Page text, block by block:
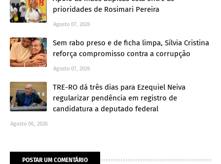
prioridades de Rosimari Pereira
Agosto 07, 2026
Sem rabo preso e de ficha limpa, Sílvia Cristina
reforça compromisso contra a corrupção
Agosto 07, 2026
TRE-RO dá três dias para Ezequiel Neiva
regularizar pendência em registro de
candidatura a deputado federal
Agosto 06, 2026
POSTAR UM COMENTÁRIO